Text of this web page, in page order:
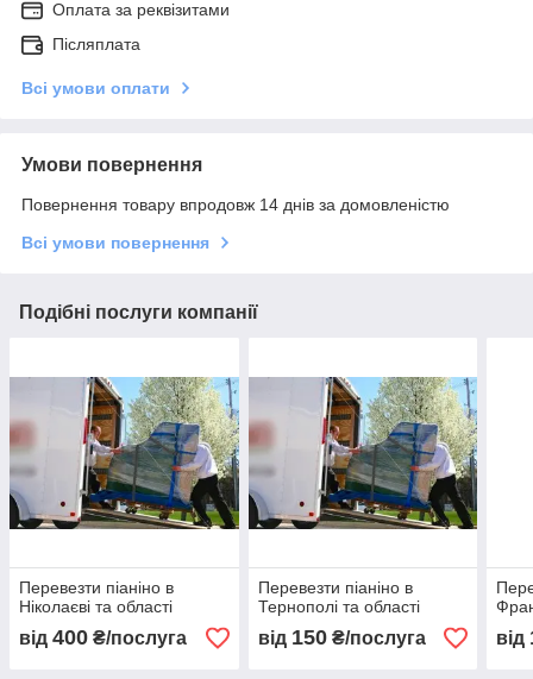
Оплата за реквізитами
Післяплата
Всі умови оплати
Умови повернення
Повернення товару впродовж 14 днів за домовленістю
Всі умови повернення
Подібні послуги компанії
Перевезти піаніно в
Ніколаєві та області
від 400 ₴/послуга
Перевезти піаніно в
Тернополі та області
від 150₴/послуга від